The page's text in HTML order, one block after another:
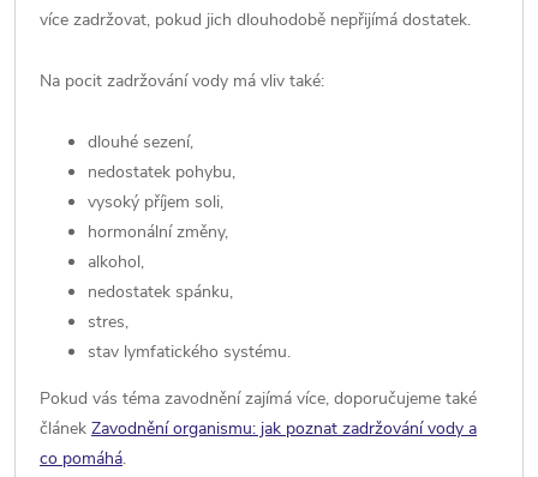
více zadržovat, pokud jich dlouhodobě nepřijímá dostatek.
Na pocit zadržování vody má vliv také:
dlouhé sezení,
nedostatek pohybu,
vysoký příjem soli,
hormonální změny,
alkohol,
nedostatek spánku,
stres,
stav lymfatického systému.
Pokud vás téma zavodnění zajímá více, doporučujeme také
článek Zavodnění organismu: jak poznat zadržování vody a
co pomáhá.